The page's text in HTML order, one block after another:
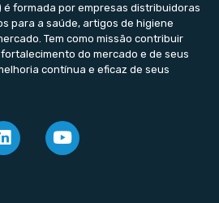
formada por empresas distribuidoras
para a saúde, artigos de higiene
Tem como missão contribuir
do mercado e de seus
contínua e eficaz de seus